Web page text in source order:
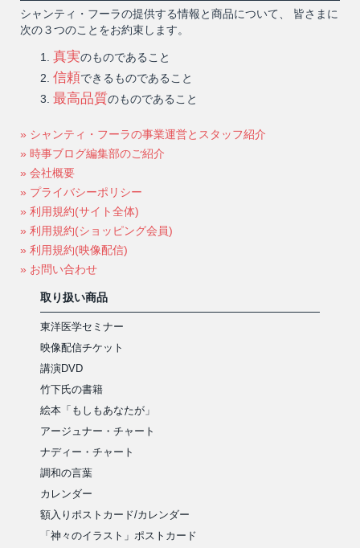
シャンティ・フーラの提供する情報と商品について、 皆さまに
次の３つのことをお約束します。
真実のものであること
信頼できるものであること
最高品質のものであること
» シャンティ・フーラの事業運営とスタッフ紹介
» 時事ブログ編集部のご紹介
» 会社概要
» プライバシーポリシー
» 利用規約(サイト全体)
» 利用規約(ショッピング会員)
» 利用規約(映像配信)
» お問い合わせ
取り扱い商品
東洋医学セミナー
映像配信チケット
講演DVD
竹下氏の書籍
絵本「もしもあなたが」
アージュナー・チャート
ナディー・チャート
調和の言葉
カレンダー
額入りポストカード/カレンダー
「神々のイラスト」ポストカード